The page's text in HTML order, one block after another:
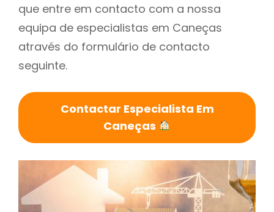
que entre em contacto com a nossa
equipa de especialistas em Caneças
através do formulário de contacto
seguinte.
Contactar Especialista Em
Caneças